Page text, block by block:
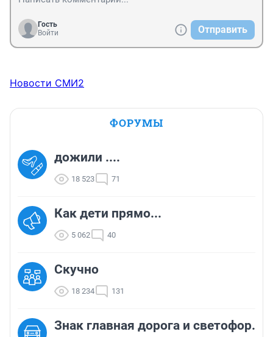
Гость
Войти
Отправить
Новости СМИ2
ФОРУМЫ
дожили ....
18 523 71
Как дети прямо...
5 062 40
Скучно
18 234 131
Знак главная дорога и светофор.